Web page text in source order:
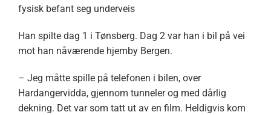
fysisk befant seg underveis
Han spilte dag 1 i Tønsberg. Dag 2 var han i bil på vei
mot han nåværende hjemby Bergen.
– Jeg måtte spille på telefonen i bilen, over
Hardangervidda, gjennom tunneler og med dårlig
dekning. Det var som tatt ut av en film. Heldigvis kom